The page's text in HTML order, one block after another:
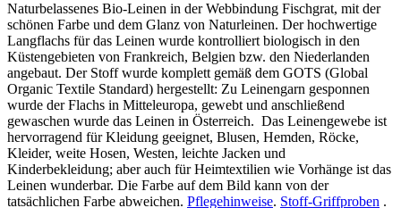
Naturbelassenes Bio-Leinen in der Webbindung Fischgrat, mit der
schönen Farbe und dem Glanz von Naturleinen. Der hochwertige
Langflachs für das Leinen wurde kontrolliert biologisch in den
Küstengebieten von Frankreich, Belgien bzw. den Niederlanden
angebaut. Der Stoff wurde komplett gemäß dem GOTS (Global
Organic Textile Standard) hergestellt: Zu Leinengarn gesponnen
wurde der Flachs in Mitteleuropa, gewebt und anschließend
gewaschen wurde das Leinen in Österreich. Das Leinengewebe ist
hervorragend für Kleidung geeignet, Blusen, Hemden, Röcke,
Kleider, weite Hosen, Westen, leichte Jacken und
Kinderbekleidung; aber auch für Heimtextilien wie Vorhänge ist das
Leinen wunderbar. Die Farbe auf dem Bild kann von der
tatsächlichen Farbe abweichen. Pflegehinweise. Stoff-Griffproben .